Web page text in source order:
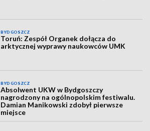
BYDGOSZCZ
Toruń: Zespół Organek dołącza do
arktycznej wyprawy naukowców UMK
BYDGOSZCZ
Absolwent UKW w Bydgoszczy
nagrodzony na ogólnopolskim festiwalu.
Damian Manikowski zdobył pierwsze
miejsce